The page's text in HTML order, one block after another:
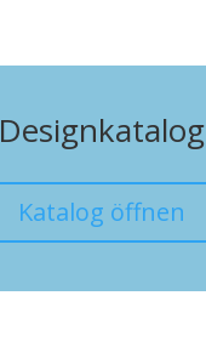
Designkatalog
Katalog öffnen